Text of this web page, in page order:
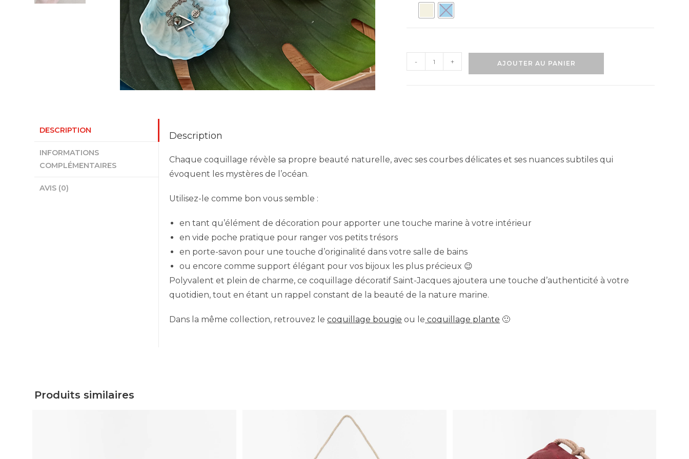
quantité
de
- + AJOUTER AU PANIER
DESCRIPTION
INFORMATIONS
COMPLÉMENTAIRES
AVIS (0)
Description
Chaque coquillage révèle sa propre beauté naturelle, avec ses courbes délicates et ses nuances subtiles qui
évoquent les mystères de l’océan.
Utilisez-le comme bon vous semble :
en tant qu’élément de décoration pour apporter une touche marine à votre intérieur
en vide poche pratique pour ranger vos petits trésors
en porte-savon pour une touche d’originalité dans votre salle de bains
ou encore comme support élégant pour vos bijoux les plus précieux 😉
Polyvalent et plein de charme, ce coquillage décoratif Saint-Jacques ajoutera une touche d’authenticité à votre
quotidien, tout en étant un rappel constant de la beauté de la nature marine.
Dans la même collection, retrouvez lecoquillage bougie ou le coquillage plante 🙂
Produits similaires